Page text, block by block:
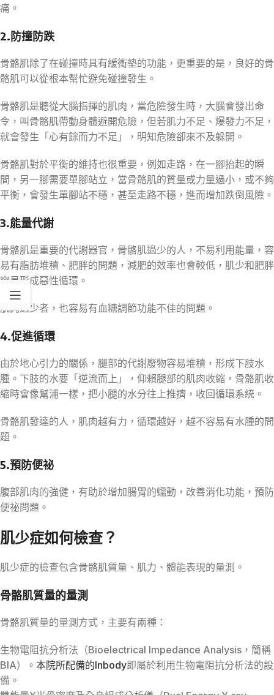
痛。
2.防撞防跌
骨骼肌除了在碰撞時具有緩衝墊的功能，更重要的是，良好的骨
骼肌可以從根本幫忙避免碰撞發生。
骨骼肌是聽從大腦指揮的肌肉，當危險發生時，大腦會發出命
令，叫骨骼肌帶動身體避開危險，但若肌力不足、爆發力不足，
就會發生「心有餘而力不足」，明知危險卻來不及躲開。
骨骼肌對於平衡的維持也很重要，例如走路，在一腳抬起的瞬
間，另一腳需要單腳站立，當骨骼肌的質量或力量過小，或不夠
平衡，會發生單腳站不穩，甚至走路不穩，進而增加跌倒風險。
3.能量代謝
骨骼肌是重要的代謝器官，骨骼肌過少的人，不易利用能量，容
易有脂肪堆積、肥胖的問題，減肥的效率也會較低，肌少和肥胖
容易形成惡性循環。
肌肉過少者，也容易有血糖調節功能不佳的問題。
4.促進循環
由於地心引力的關係，腿部的代謝廢物容易堆積，形成下肢水
腫。下肢的水要「逆流而上」，仰賴腿部的肌肉收縮，骨骼肌收
縮時會像幫浦一樣，把小腿的水分往上推擠，收回循環系統。
骨骼肌發達的人，肌肉越有力，循環越好，越不容易有水腫的問
題。
5.預防便祕
腹部肌肉的強健，有助於增加腸胃的蠕動，改善消化功能，預防
便祕問題。
肌少症如何檢查？
肌少症的檢查包含骨骼肌質量、肌力、體能表現的量測。
骨骼肌質量的量測
骨骼肌質量的量測方式，主要有兩種：
生物電阻抗分析法（Bioelectrical Impedance Analysis，簡稱
BIA）。 本院所配備的Inbody即屬於利用生物電阻抗分析法的設
備。